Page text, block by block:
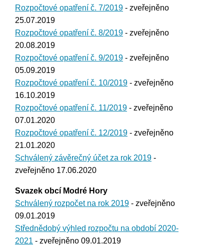
Rozpočtové opatření č. 7/2019 - zveřejněno
25.07.2019
Rozpočtové opatření č. 8/2019 - zveřejněno
20.08.2019
Rozpočtové opatření č. 9/2019 - zveřejněno
05.09.2019
Rozpočtové opatření č. 10/2019 - zveřejněno
16.10.2019
Rozpočtové opatření č. 11/2019 - zveřejněno
07.01.2020
Rozpočtové opatření č. 12/2019 - zveřejněno
21.01.2020
Schválený závěrečný účet za rok 2019 -
zveřejněno 17.06.2020
Svazek obcí Modré Hory
Schválený rozpočet na rok 2019 - zveřejněno
09.01.2019
Střednědobý výhled rozpočtu na období 2020-
2021 - zveřejněno 09.01.2019